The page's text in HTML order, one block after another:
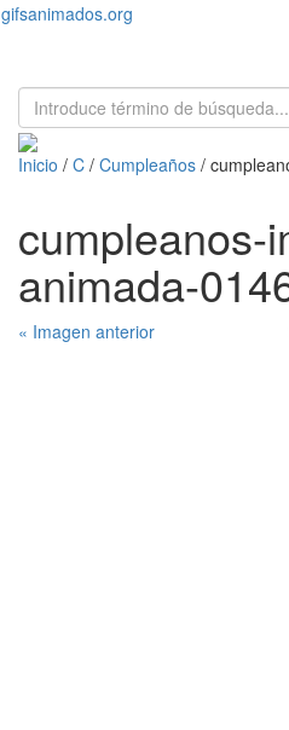
gifsanimados.org
Inicio / C / Cumpleaños /
cumpleanos-
animada-
« Imagen anterior